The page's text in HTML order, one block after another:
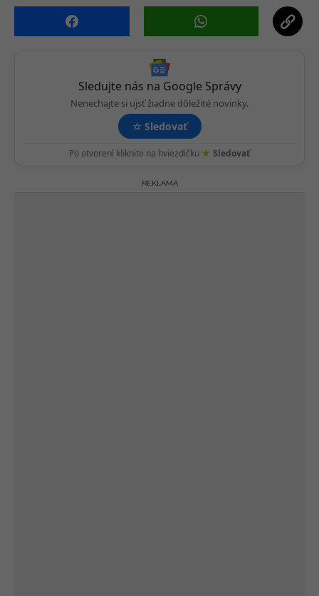
n
a
Sledujte nás na Google Správy
Nenechajte si ujsť žiadne dôležité novinky.
☆ Sledovať
Po otvorení kliknite na hviezdičku ★ Sledovať
REKLAMA